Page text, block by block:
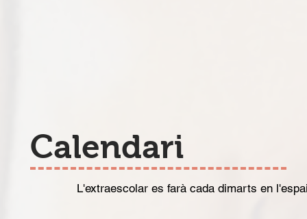
Calendari
L'extraescolar es farà cada dimarts en